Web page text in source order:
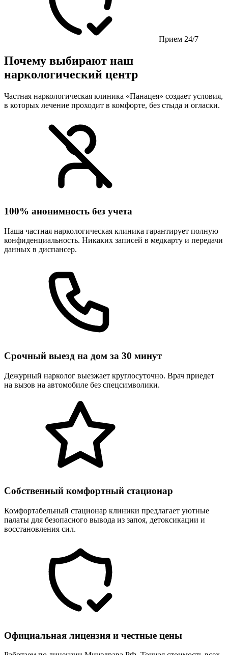
Прием 24/7
Почему выбирают наш
наркологический центр
Частная наркологическая клиника «Панацея» создает условия,
в которых лечение проходит в комфорте, без стыда и огласки.
100% анонимность без учета
Наша частная наркологическая клиника гарантирует полную
конфиденциальность. Никаких записей в медкарту и передачи
данных в диспансер.
Срочный выезд на дом за 30 минут
Дежурный нарколог выезжает круглосуточно. Врач приедет
на вызов на автомобиле без спецсимволики.
Собственный комфортный стационар
Комфортабельный стационар клиники предлагает уютные
палаты для безопасного вывода из запоя, детоксикации и
восстановления сил.
Официальная лицензия и честные цены